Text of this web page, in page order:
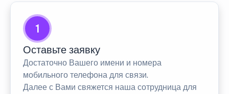
1
Оставьте заявку
Достаточно Вашего имени и номера
мобильного телефона для связи.
Далее с Вами свяжется наша сотрудница для